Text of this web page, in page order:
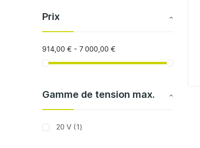
Prix
914,00 € - 7 000,00 €
Gamme de tension max.
20 V 1article